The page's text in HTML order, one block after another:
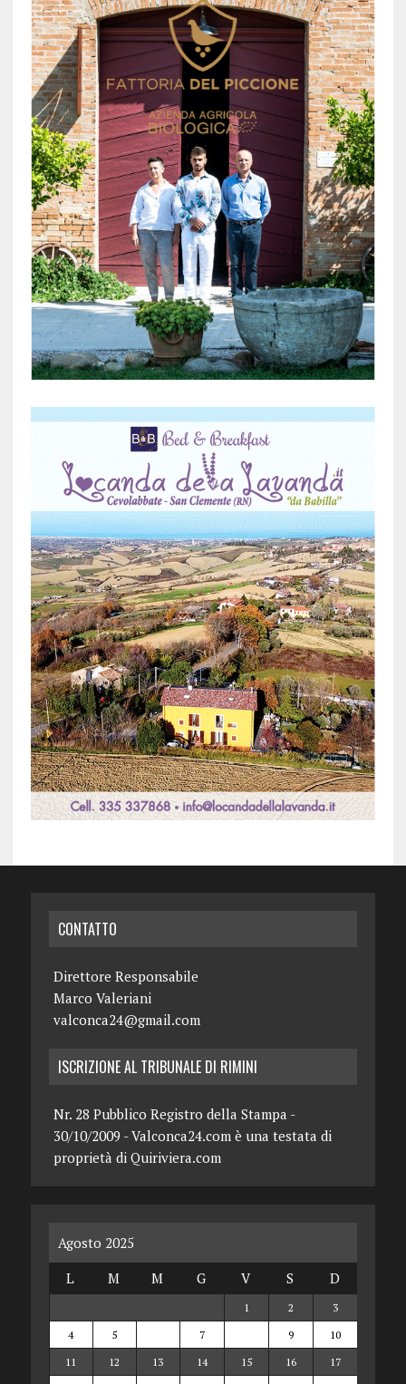
CONTATTO
Direttore Responsabile
Marco Valeriani
valconca24@gmail.com
ISCRIZIONE AL TRIBUNALE DI RIMINI
Nr. 28 Pubblico Registro della Stampa -
30/10/2009 - Valconca24.com è una testata di
proprietà di Quiriviera.com
Agosto 2025
L
M M G V S D
1 2
3
4
5 7 9
10
11
12 13 14 15 16
17